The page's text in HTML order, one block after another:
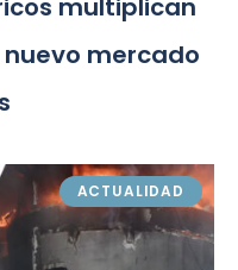
multiplican
mercado
ACTUALIDAD